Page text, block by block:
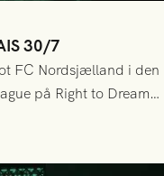
30/7
FC Nordsjælland i den
på Right to Dream
har tagit ut följande